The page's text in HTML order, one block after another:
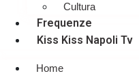
Cultura
Frequenze
Kiss Kiss Napoli Tv
Home